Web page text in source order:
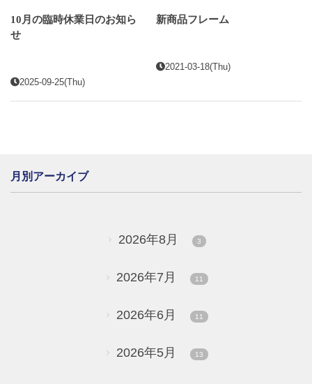
10月の臨時休業日のお知ら
せ
2025-09-25(Thu)
新商品フレーム
2021-03-18(Thu)
月別アーカイブ
2026年8月 3
2026年7月 11
2026年6月 11
2026年5月 13